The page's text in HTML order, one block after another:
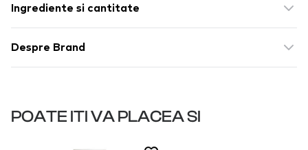
Ingrediente si cantitate
Despre Brand
POATE ITI VA PLACEA SI